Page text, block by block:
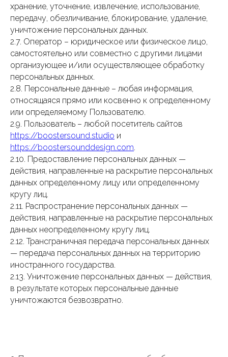
хранение, уточнение, извлечение, использование,
передачу, обезличивание, блокирование, удаление,
уничтожение персональных данных.
2.7. Оператор – юридическое или физическое лицо,
самостоятельно или совместно с другими лицами
организующее и/или осуществляющее обработку
персональных данных.
2.8. Персональные данные – любая информация,
относящаяся прямо или косвенно к определенному
или определяемому Пользователю.
2.9. Пользователь – любой посетитель сайтов
https://boostersound.studio и
https://boostersounddesign.com.
2.10. Предоставление персональных данных —
действия, направленные на раскрытие персональных
данных определенному лицу или определенному
кругу лиц.
2.11. Распространение персональных данных —
действия, направленные на раскрытие персональных
данных неопределенному кругу лиц.
2.12. Трансграничная передача персональных данных
— передача персональных данных на территорию
иностранного государства.
2.13. Уничтожение персональных данных — действия,
в результате которых персональные данные
уничтожаются безвозвратно.